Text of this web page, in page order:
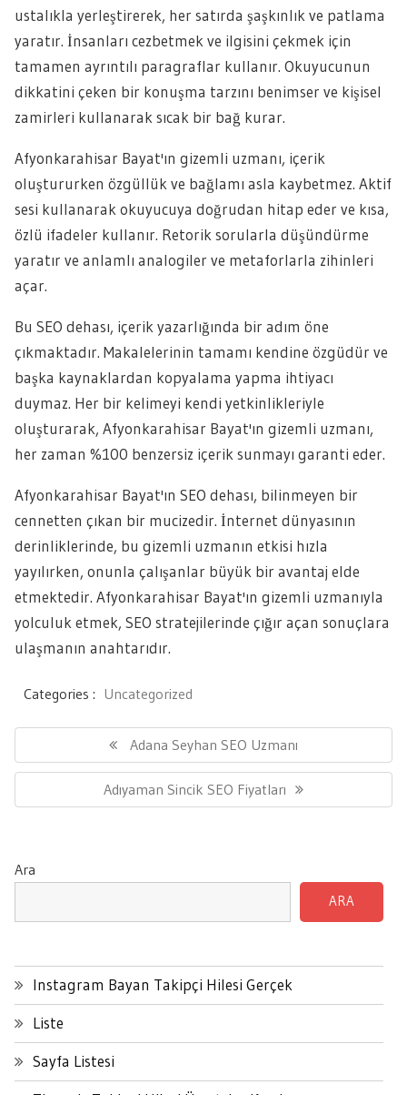
ustalıkla yerleştirerek, her satırda şaşkınlık ve patlama
yaratır. İnsanları cezbetmek ve ilgisini çekmek için
tamamen ayrıntılı paragraflar kullanır. Okuyucunun
dikkatini çeken bir konuşma tarzını benimser ve kişisel
zamirleri kullanarak sıcak bir bağ kurar.
Afyonkarahisar Bayat'ın gizemli uzmanı, içerik
oluştururken özgüllük ve bağlamı asla kaybetmez. Aktif
sesi kullanarak okuyucuya doğrudan hitap eder ve kısa,
özlü ifadeler kullanır. Retorik sorularla düşündürme
yaratır ve anlamlı analogiler ve metaforlarla zihinleri
açar.
Bu SEO dehası, içerik yazarlığında bir adım öne
çıkmaktadır. Makalelerinin tamamı kendine özgüdür ve
başka kaynaklardan kopyalama yapma ihtiyacı
duymaz. Her bir kelimeyi kendi yetkinlikleriyle
oluşturarak, Afyonkarahisar Bayat'ın gizemli uzmanı,
her zaman %100 benzersiz içerik sunmayı garanti eder.
Afyonkarahisar Bayat'ın SEO dehası, bilinmeyen bir
cennetten çıkan bir mucizedir. İnternet dünyasının
derinliklerinde, bu gizemli uzmanın etkisi hızla
yayılırken, onunla çalışanlar büyük bir avantaj elde
etmektedir. Afyonkarahisar Bayat'ın gizemli uzmanıyla
yolculuk etmek, SEO stratejilerinde çığır açan sonuçlara
ulaşmanın anahtarıdır.
Categories : Uncategorized
Previous
Post:
Adana Seyhan SEO Uzmanı
Next
Post:
Adıyaman Sincik SEO Fiyatları
Ara
ARA
Instagram Bayan Takipçi Hilesi Gerçek
Liste
Sayfa Listesi